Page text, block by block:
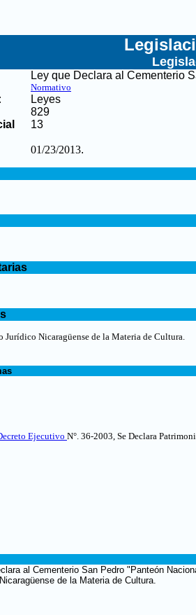
Ley que Declara al Cementerio
Normativo
Leyes
829
13
01/23/2013.
Jurídico Nicaragüense de la Materia de Cultura.
Ejecutivo N°. 36-2003, Se Declara
al Cementerio San Pedro "Panteón
de la Materia de Cultura.